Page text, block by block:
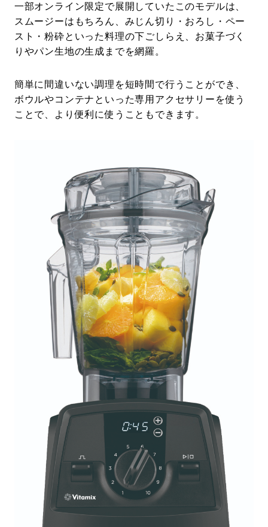
一部オンライン限定で展開していたこのモデルは、
スムージーはもちろん、みじん切り・おろし・ペー
スト・粉砕といった料理の下ごしらえ、お菓子づく
りやパン生地の生成までを網羅。
簡単に間違いない調理を短時間で行うことができ、
ボウルやコンテナといった専用アクセサリーを使う
ことで、より便利に使うこともできます。